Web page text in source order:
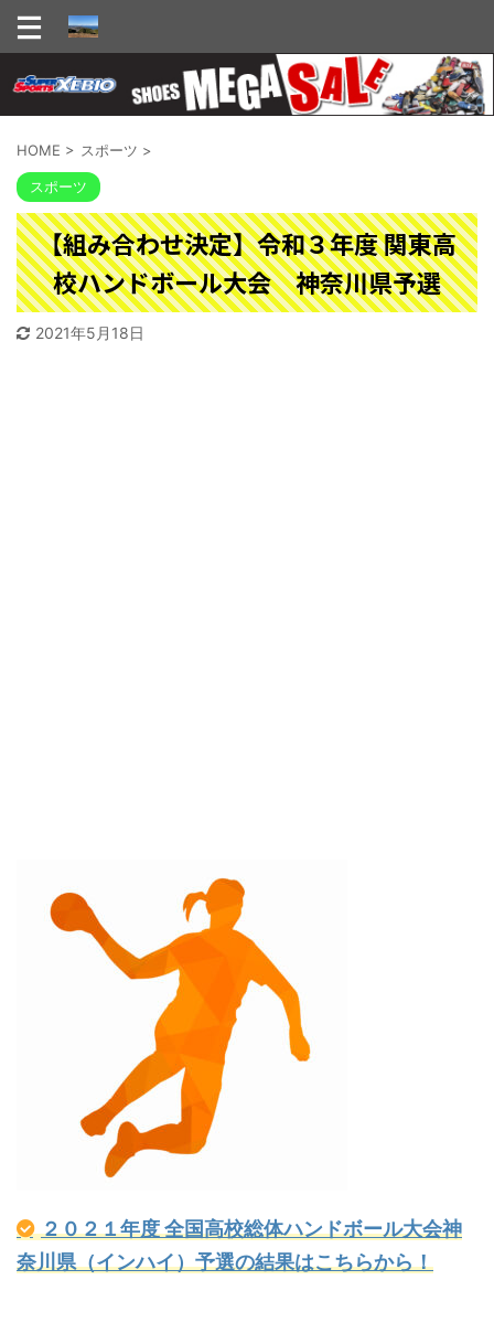
HOME > スポーツ >
スポーツ
【組み合わせ決定】令和３年度 関東高
校ハンドボール大会 神奈川県予選
2021年5月18日
２０２１年度 全国高校総体ハンドボール大会神
奈川県（インハイ）予選の結果はこちらから！